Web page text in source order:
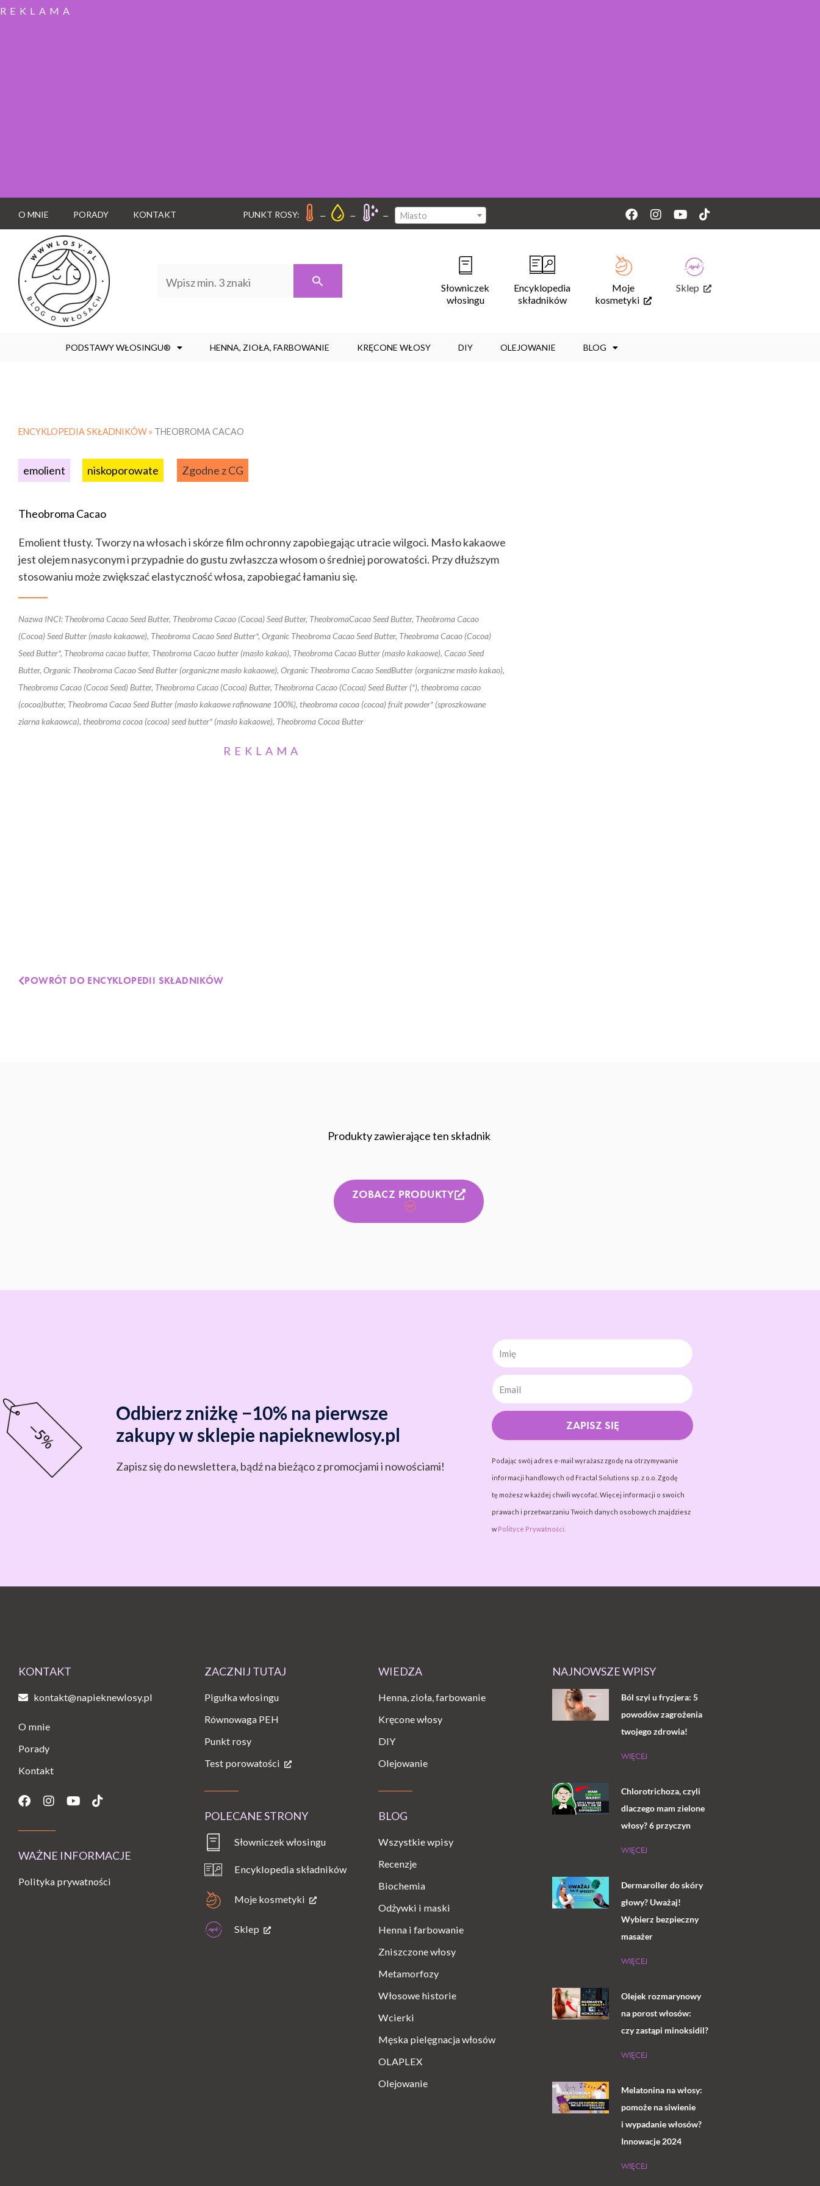
REKLAMA
O MNIE PORADY KONTAKT PUNKT ROSY: – – – Miasto Facebook
Instagram
YoutubeTiktok
Słowniczek
włosingu
Encyklopedia
składników
Moje
kosmetyki
Sklep
PODSTAWY WŁOSINGU® HENNA, ZIOŁA, FARBOWANIE KRĘCONE WŁOSY DIY OLEJOWANIE BLOG
ENCYKLOPEDIA SKŁADNIKÓW » THEOBROMA CACAO
emolient niskoporowate Zgodne z CG
Theobroma Cacao
Emolient tłusty. Tworzy na włosach i skórze film ochronny zapobiegając utracie wilgoci. Masło kakaowe
jest olejem nasyconym i przypadnie do gustu zwłaszcza włosom o średniej porowatości. Przy dłuższym
stosowaniu może zwiększać elastyczność włosa, zapobiegać łamaniu się.
Nazwa INCI: Theobroma Cacao Seed Butter, Theobroma Cacao (Cocoa) Seed Butter, TheobromaCacao Seed Butter, Theobroma Cacao
(Cocoa) Seed Butter (masło kakaowe), Theobroma Cacao Seed Butter*, Organic Theobroma Cacao Seed Butter, Theobroma Cacao (Cocoa)
Seed Butter*, Theobroma cacao butter, Theobroma Cacao butter (masło kakao), Theobroma Cacao Butter (masło kakaowe), Cacao Seed
Butter, Organic Theobroma Cacao Seed Butter (organiczne masło kakaowe), Organic Theobroma Cacao SeedButter (organiczne masło kakao),
Theobroma Cacao (Cocoa Seed) Butter, Theobroma Cacao (Cocoa) Butter, Theobroma Cacao (Cocoa) Seed Butter (*), theobroma cacao
(cocoa)butter, Theobroma Cacao Seed Butter (masło kakaowe rafinowane 100%), theobroma cocoa (cocoa) fruit powder* (sproszkowane
ziarna kakaowca), theobroma cocoa (cocoa) seed butter* (masło kakaowe), Theobroma Cocoa Butter
REKLAMA
POWRÓT DO ENCYKLOPEDII SKŁADNIKÓW
Produkty zawierające ten składnik
ZOBACZ PRODUKTY
Odbierz zniżkę −10% na pierwsze
zakupy w sklepie napieknewlosy.pl
Zapisz się do newslettera, bądź na bieżąco z promocjami i nowościami!
Imię
ZAPISZ SIĘ
Podając swój adres e-mail wyrażasz zgodę na otrzymywanie
informacji handlowych od Fractal Solutions sp. z o.o. Zgodę
tę możesz w każdej chwili wycofać. Więcej informacji o swoich
prawach i przetwarzaniu Twoich danych osobowych znajdziesz
w Polityce Prywatności.
KONTAKT
kontakt@napieknewlosy.pl
O mnie
Porady
Kontakt
Facebook
Instagram
YoutubeTiktok
WAŻNE INFORMACJE
Polityka prywatności
ZACZNIJ TUTAJ
Pigułka włosingu
Równowaga PEH
Punkt rosy
Test porowatości
POLECANE STRONY
Słowniczek włosingu
Encyklopedia składników
Moje kosmetyki
Sklep
WIEDZA
Henna, zioła, farbowanie
Kręcone włosy
DIY
Olejowanie
BLOG
Wszystkie wpisy
Recenzje
Biochemia
Odżywki i maski
Henna i farbowanie
Zniszczone włosy
Metamorfozy
Włosowe historie
Wcierki
Męska pielęgnacja włosów
OLAPLEX
Olejowanie
NAJNOWSZE WPISY
Ból szyi u fryzjera: 5
powodów zagrożenia
twojego zdrowia!
WIĘCEJ
Chlorotrichoza, czyli
dlaczego mam zielone
włosy? 6 przyczyn
WIĘCEJ
Dermaroller do skóry
głowy? Uważaj!
Wybierz bezpieczny
masażer
WIĘCEJ
Olejek rozmarynowy
na porost włosów:
czy zastąpi minoksidil?
WIĘCEJ
Melatonina na włosy:
pomoże na siwienie
i wypadanie włosów?
Innowacje 2024
WIĘCEJ